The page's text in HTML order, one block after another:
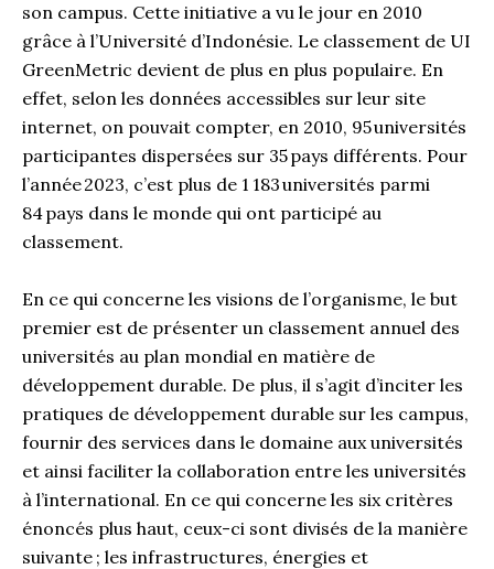
son campus. Cette initiative a vu le jour en 2010
grâce à l’Université d’Indonésie. Le classement de UI
GreenMetric devient de plus en plus populaire. En
effet, selon les données accessibles sur leur site
internet, on pouvait compter, en 2010, 95 universités
participantes dispersées sur 35 pays différents. Pour
l’année 2023, c’est plus de 1 183 universités parmi
84 pays dans le monde qui ont participé au
classement.
En ce qui concerne les visions de l’organisme, le but
premier est de présenter un classement annuel des
universités au plan mondial en matière de
développement durable. De plus, il s’agit d’inciter les
pratiques de développement durable sur les campus,
fournir des services dans le domaine aux universités
et ainsi faciliter la collaboration entre les universités
à l’international. En ce qui concerne les six critères
énoncés plus haut, ceux-ci sont divisés de la manière
suivante ; les infrastructures, énergies et